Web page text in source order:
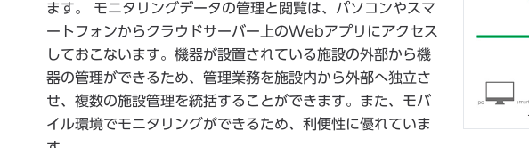
ます。 モニタリングデータの管理と閲覧は、パソコンやスマ
ートフォンからクラウドサーバー上のWebアプリにアクセス
しておこないます。機器が設置されている施設の外部から機
器の管理ができるため、管理業務を施設内から外部へ独立さ
せ、複数の施設管理を統括することができます。また、モバ
イル環境でモニタリングができるため、利便性に優れていま